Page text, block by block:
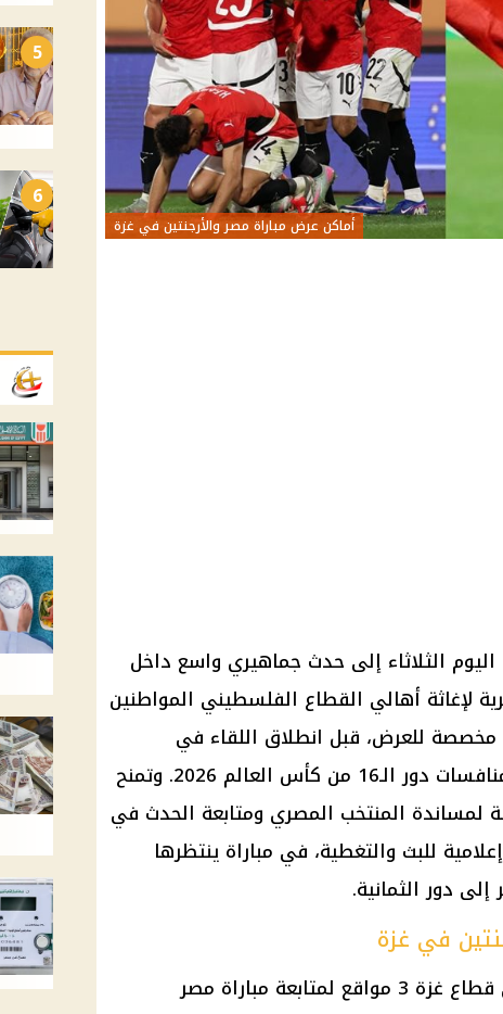
أماكن عرض مباراة مصر والأرجنتين في غزة
اليوم الثلاثاء إلى حدث جماهيري واسع داخل
لإغاثة أهالي القطاع الفلسطيني المواطنين
المواجهة في 3 أماكن مخصصة للعرض، قبل انطلاق اللقاء في
السابعة مساءً بتوقيت مصر ضمن منافسات دور الـ16 من كأس العالم 2026. وتمنح
المنتخب المصري ومتابعة الحدث في
للبث والتغطية، في مباراة ينتظرها
دور الثمانية.
في غزة
حددت اللجنة المصرية لإغاثة أهالي قطاع غزة 3 مواقع لمتابعة مباراة مصر
5
6